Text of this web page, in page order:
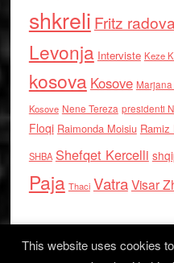
shkreli Fritz
Levonja Interviste Keze
kosova Kosove
Kosove Nene Tereza presidenti
Floqi Raimonda Moisiu Ramiz
SHBA Shefqet Kercelli
Paja Thaci VatraVisar
This website uses cookies